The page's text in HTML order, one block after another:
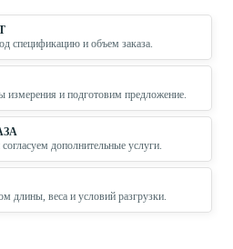
спецификацию и объем заказа.
измерения и подготовим предложение.
дополнительные услуги.
длины, веса и условий разгрузки.